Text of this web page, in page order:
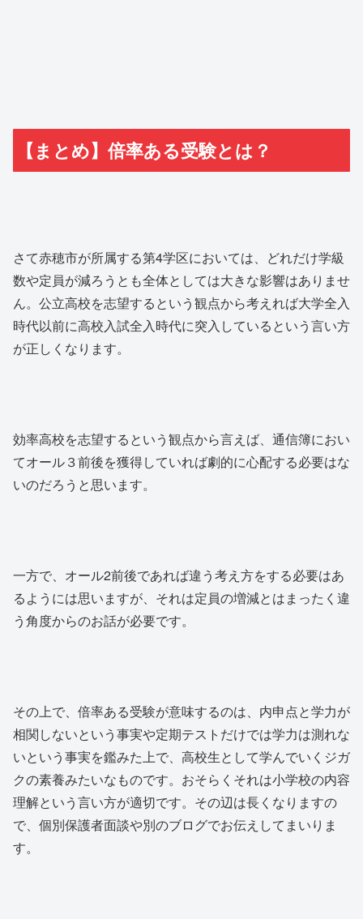
【まとめ】倍率ある受験とは？
さて赤穂市が所属する第4学区においては、どれだけ学級
数や定員が減ろうとも全体としては大きな影響はありませ
ん。公立高校を志望するという観点から考えれば大学全入
時代以前に高校入試全入時代に突入しているという言い方
が正しくなります。
効率高校を志望するという観点から言えば、通信簿におい
てオール３前後を獲得していれば劇的に心配する必要はな
いのだろうと思います。
一方で、オール2前後であれば違う考え方をする必要はあ
るようには思いますが、それは定員の増減とはまったく違
う角度からのお話が必要です。
その上で、倍率ある受験が意味するのは、内申点と学力が
相関しないという事実や定期テストだけでは学力は測れな
いという事実を鑑みた上で、高校生として学んでいくジガ
クの素養みたいなものです。おそらくそれは小学校の内容
理解という言い方が適切です。その辺は長くなりますの
で、個別保護者面談や別のブログでお伝えしてまいりま
す。